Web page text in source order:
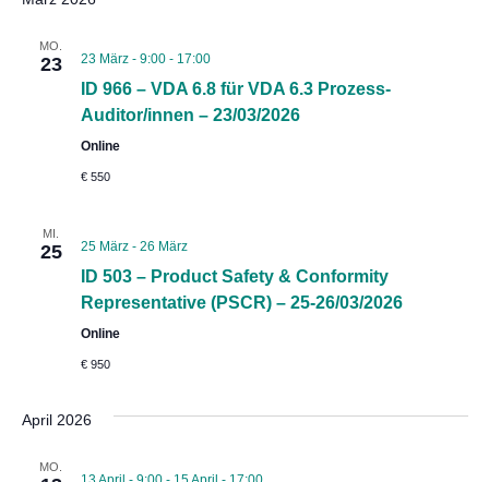
MO.
23 23 März - 9:00- 17:00
ID 966 – VDA 6.8 für VDA 6.3 Prozess-
Auditor/innen – 23/03/2026
Online
€ 550
MI.
25 25 März- 26 März
ID 503 – Product Safety & Conformity
Representative (PSCR) – 25-26/03/2026
Online
€ 950
April 2026
MO.